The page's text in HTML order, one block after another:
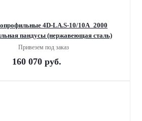
4D-LA.S-10/10А_2000
низкопрофильная пандусы (нержавеющая сталь)
Привезем под заказ
160 070 руб.